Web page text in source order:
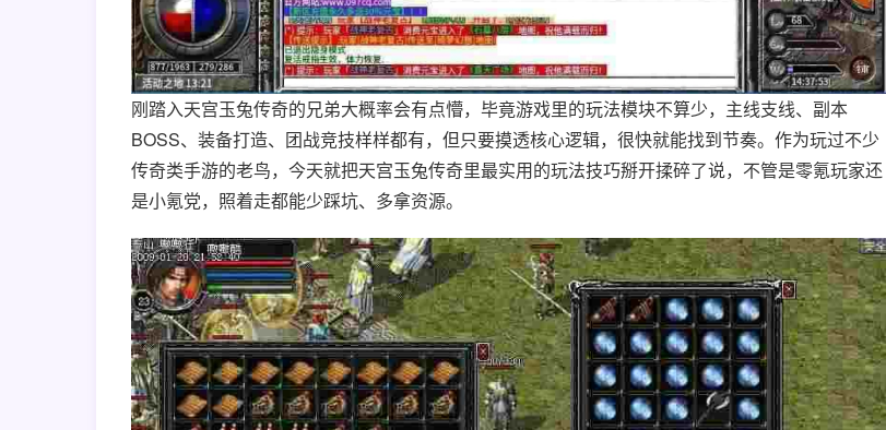
刚踏入天宫玉兔传奇的兄弟大概率会有点懵，毕竟游戏里的玩法模块不算少，主线支线、副本
BOSS、装备打造、团战竞技样样都有，但只要摸透核心逻辑，很快就能找到节奏。作为玩过不少
传奇类手游的老鸟，今天就把天宫玉兔传奇里最实用的玩法技巧掰开揉碎了说，不管是零氪玩家还
是小氪党，照着走都能少踩坑、多拿资源。